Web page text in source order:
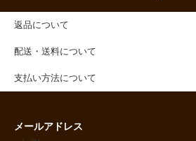
返品について
配送・送料について
支払い方法について
メールアドレス